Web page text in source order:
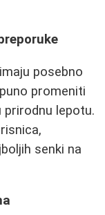
posebno
promeniti
prirodnu lepotu.
senki na